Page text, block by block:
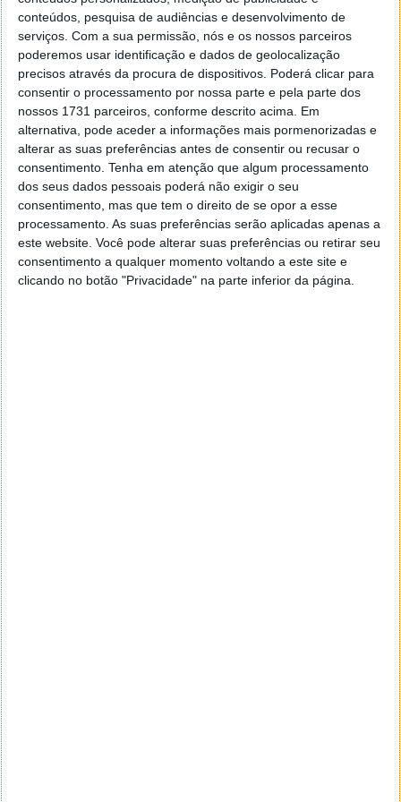
conteúdos, pesquisa de audiências e desenvolvimento de
serviços. Com a sua permissão, nós e os nossos parceiros
poderemos usar identificação e dados de geolocalização
precisos através da procura de dispositivos. Poderá clicar para
consentir o processamento por nossa parte e pela parte dos
nossos 1731 parceiros, conforme descrito acima. Em
alternativa, pode aceder a informações mais pormenorizadas e
alterar as suas preferências antes de consentir ou recusar o
consentimento. Tenha em atenção que algum processamento
dos seus dados pessoais poderá não exigir o seu
consentimento, mas que tem o direito de se opor a esse
processamento. As suas preferências serão aplicadas apenas a
este website. Você pode alterar suas preferências ou retirar seu
consentimento a qualquer momento voltando a este site e
clicando no botão "Privacidade" na parte inferior da página.
Protocolos
Além disso, uma característica importante que chega
com esta VPN é o suporte aos protocolos IKEv2 e
OpenVPN. Utilizando estes protocolos, acedemos a
padrões de cifra de topo para utilizadores que usem
o Windows (via IKEv2), bem como para todos os
outros (sendo que o OpenVPN é de código aberto).
Com efeito, é importante ter em consideração que
alguns dos protocolos de VPN mais antigos usados
por muitas VPNs não têm a cifra mais atualizada.
Esta é, sem dúvida, uma distinção importante, pois a
Netflix e outras empresas são capazes de detetar
VPNs e iniciar bloqueios devido a milhares de